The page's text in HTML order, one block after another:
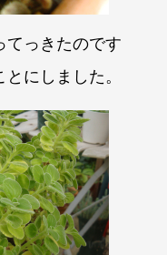
てっきたのです
にしました。